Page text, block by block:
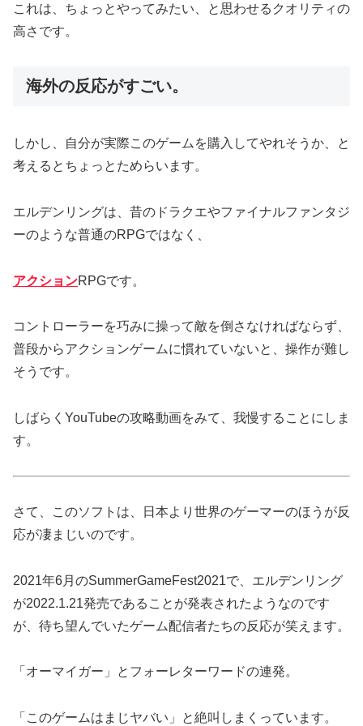
これは、ちょっとやってみたい、と思わせるクオリティの
高さです。
海外の反応がすごい。
しかし、自分が実際このゲームを購入してやれそうか、と
考えるとちょっとためらいます。
エルデンリングは、昔のドラクエやファイナルファンタジ
ーのような普通のRPGではなく、
アクションRPGです。
コントローラーを巧みに操って敵を倒さなければならず、
普段からアクションゲームに慣れていないと、操作が難し
そうです。
しばらくYouTubeの攻略動画をみて、我慢することにしま
す。
さて、このソフトは、日本より世界のゲーマーのほうが反
応が凄まじいのです。
2021年6月のSummerGameFest2021で、エルデンリング
が2022.1.21発売であることが発表されたようなのです
が、待ち望んでいたゲーム配信者たちの反応が笑えます。
「オーマイガー」とフォーレターワードの連発。
「このゲームはまじヤバい」と絶叫しまくっています。